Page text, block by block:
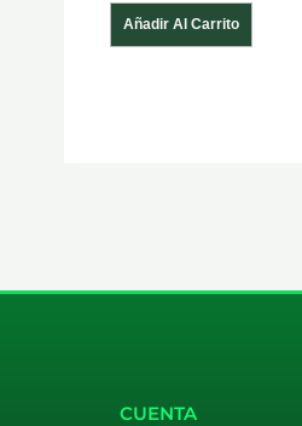
Añadir Al Carrito
CUENTA